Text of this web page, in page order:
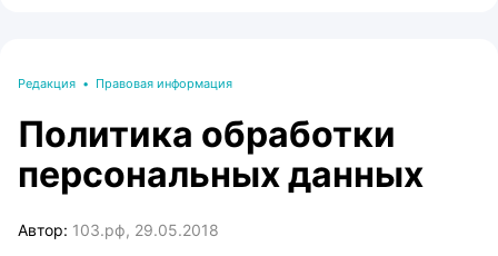
Редакция • Правовая информация
Политика обработки
персональных данных
Автор: 103.рф, 29.05.2018